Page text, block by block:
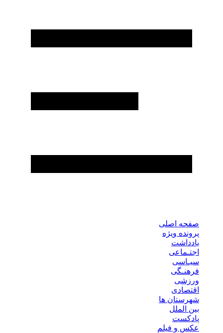
صفحه اصلی
پرونده ویژه
یادداشت
اجتـماعی
سیـاسی
فرهنـگی
ورزشی
اقتصادی
شهرستان ها
بین الملل
پادکست
عکس و فیلم